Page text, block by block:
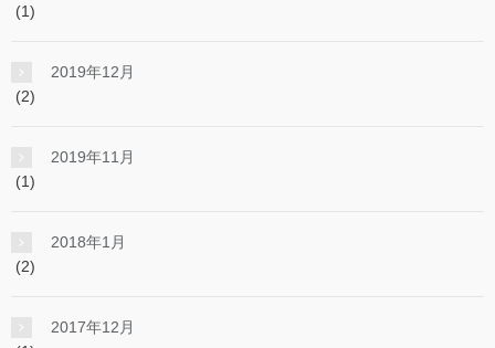
(1)
2019年12月
(2)
2019年11月
(1)
2018年1月
(2)
2017年12月